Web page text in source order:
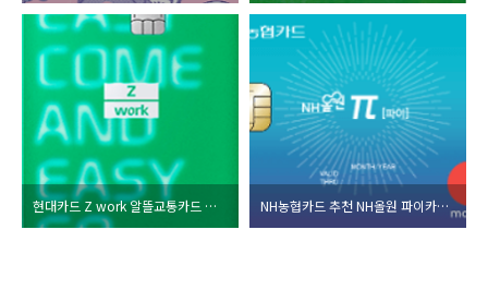
현대카드 Z work 알뜰교통카드 추천 혜택 총 정리 NH농협카드 추천 NH올원 파이카드 혜택, 스타벅스 할인 총 정리